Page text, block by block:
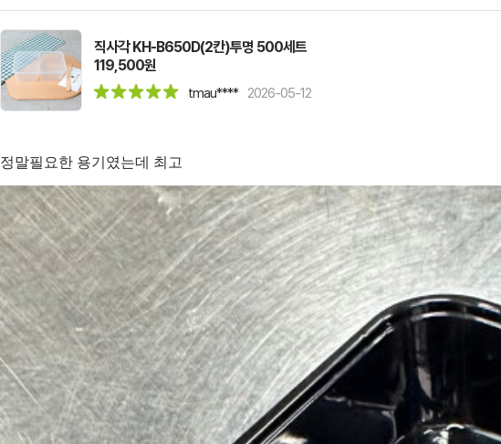
직사각 KH-B650D(2칸)투명 500세트
119,500원
tmau**** 2026-05-12
정말필요한 용기였는데 최고